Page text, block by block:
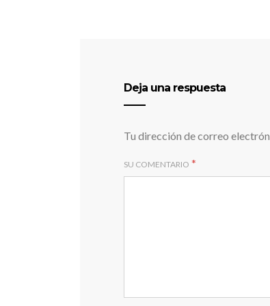
Deja una respuesta
Tu dirección de correo
SU COMENTARIO *